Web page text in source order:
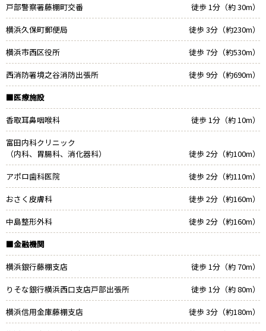
戸部警察署藤棚町交番
徒歩 1分（約 30m）
横浜久保町郵便局
徒歩 3分（約230m）
横浜市西区役所
徒歩 7分（約530m）
西消防署境之谷消防出張所
徒歩 9分（約690m）
■医療施設
香取耳鼻咽喉科
徒歩 1分（約 10m）
富田内科クリニック
（内科、胃腸科、消化器科）
徒歩 2分（約100m）
アポロ歯科医院
徒歩 2分（約110m）
おさく皮膚科
徒歩 2分（約160m）
中島整形外科
徒歩 2分（約160m）
■金融機関
横浜銀行藤棚支店
徒歩 1分（約 70m）
りそな銀行横浜西口支店戸部出張所
徒歩 1分（約 80m）
横浜信用金庫藤棚支店
徒歩 3分（約180m）